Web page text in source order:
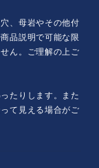
、母岩やその他付
品説明で可能な限
ん。ご理解の上ご
たりします。また
て見える場合がご